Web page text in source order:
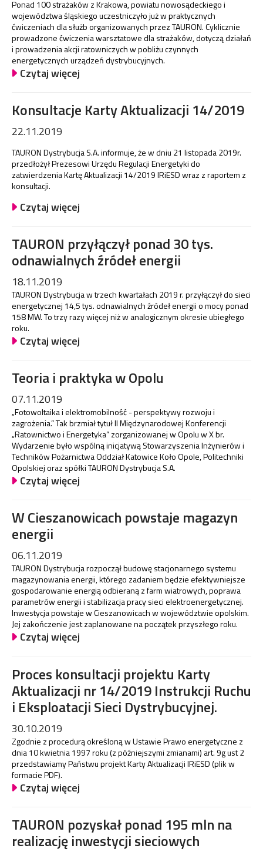
Ponad 100 strażaków z Krakowa, powiatu nowosądeckiego i
województwa śląskiego uczestniczyło już w praktycznych
ćwiczeniach dla służb organizowanych przez TAURON. Cyklicznie
prowadzone ćwiczenia warsztatowe dla strażaków, dotyczą działań
i prowadzenia akcji ratowniczych w pobliżu czynnych
energetycznych urządzeń dystrybucyjnych.
Czytaj więcej
Konsultacje Karty Aktualizacji 14/2019
22.11.2019
TAURON Dystrybucja S.A. informuje, że w dniu 21 listopada 2019r.
przedłożył Prezesowi Urzędu Regulacji Energetyki do
zatwierdzenia Kartę Aktualizacji 14/2019 IRiESD wraz z raportem z
konsultacji.
Czytaj więcej
TAURON przyłączył ponad 30 tys.
odnawialnych źródeł energii
18.11.2019
TAURON Dystrybucja w trzech kwartałach 2019 r. przyłączył do sieci
energetycznej 14,5 tys. odnawialnych źródeł energii o mocy ponad
158 MW. To trzy razy więcej niż w analogicznym okresie ubiegłego
roku.
Czytaj więcej
Teoria i praktyka w Opolu
07.11.2019
„Fotowoltaika i elektromobilność - perspektywy rozwoju i
zagrożenia.” Tak brzmiał tytuł II Międzynarodowej Konferencji
„Ratownictwo i Energetyka” zorganizowanej w Opolu w X br.
Wydarzenie było wspólną inicjatywą Stowarzyszenia Inżynierów i
Techników Pożarnictwa Oddział Katowice Koło Opole, Politechniki
Opolskiej oraz spółki TAURON Dystrybucja S.A.
Czytaj więcej
W Cieszanowicach powstaje magazyn
energii
06.11.2019
TAURON Dystrybucja rozpoczął budowę stacjonarnego systemu
magazynowania energii, którego zadaniem będzie efektywniejsze
gospodarowanie energią odbieraną z farm wiatrowych, poprawa
parametrów energii i stabilizacja pracy sieci elektroenergetycznej.
Inwestycja powstaje w Cieszanowicach w województwie opolskim.
Jej zakończenie jest zaplanowane na początek przyszłego roku.
Czytaj więcej
Proces konsultacji projektu Karty
Aktualizacji nr 14/2019 Instrukcji Ruchu
i Eksploatacji Sieci Dystrybucyjnej.
30.10.2019
Zgodnie z procedurą określoną w Ustawie Prawo energetyczne z
dnia 10 kwietnia 1997 roku (z późniejszymi zmianami) art. 9g ust 2
przedstawiamy Państwu projekt Karty Aktualizacji IRiESD (plik w
formacie PDF).
Czytaj więcej
TAURON pozyskał ponad 195 mln na
realizację inwestycji sieciowych